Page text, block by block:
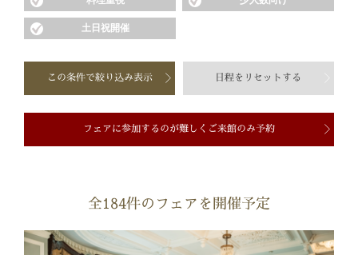
土日祝開催
この条件で絞り込み表示 日程をリセットする
フェアに参加するのが難しくご来館のみ予約
全184件のフェアを開催予定